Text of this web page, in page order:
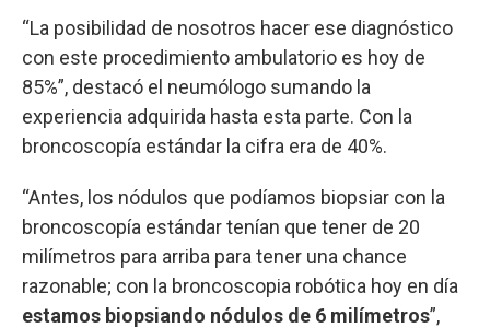
“La posibilidad de nosotros hacer ese diagnóstico
con este procedimiento ambulatorio es hoy de
85%”, destacó el neumólogo sumando la
experiencia adquirida hasta esta parte. Con la
broncoscopía estándar la cifra era de 40%.
“Antes, los nódulos que podíamos biopsiar con la
broncoscopía estándar tenían que tener de 20
milímetros para arriba para tener una chance
razonable; con la broncoscopia robótica hoy en día
estamos biopsiando nódulos de 6 milímetros”,